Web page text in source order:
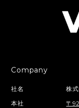
Company
社名
株
本社
〒